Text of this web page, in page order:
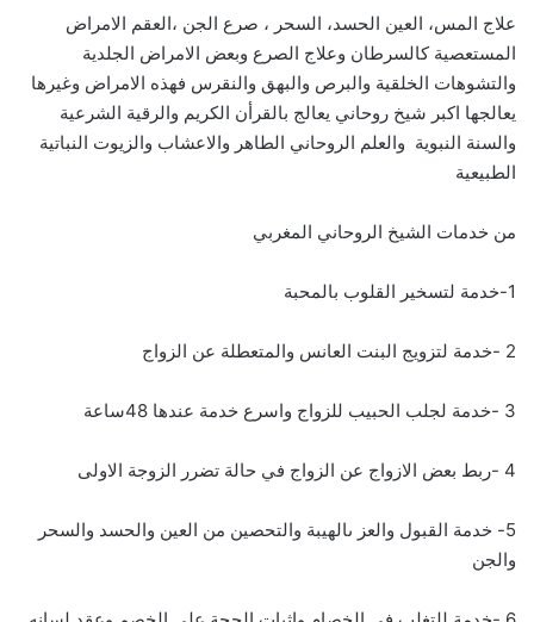
علاج المس، العين الحسد، السحر ، صرع الجن ،العقم الامراض
المستعصية كالسرطان وعلاج الصرع وبعض الامراض الجلدية
والتشوهات الخلقية والبرص والبهق والنقرس فهذه الامراض وغيرها
يعالجها اكبر شيخ روحاني يعالج بالقرأن الكريم والرقية الشرعية
والسنة النبوية والعلم الروحاني الطاهر والاعشاب والزيوت النباتية
الطبيعية
من خدمات الشيخ الروحاني المغربي
1-خدمة لتسخير القلوب بالمحبة
2 -خدمة لتزويج البنت العانس والمتعطلة عن الزواج
3 -خدمة لجلب الحبيب للزواج واسرع خدمة عندها 48ساعة
4 -ربط بعض الازواج عن الزواج في حالة تضرر الزوجة الاولى
5- خدمة القبول والعز ىالهيبة والتحصين من العين والحسد والسحر
والجن